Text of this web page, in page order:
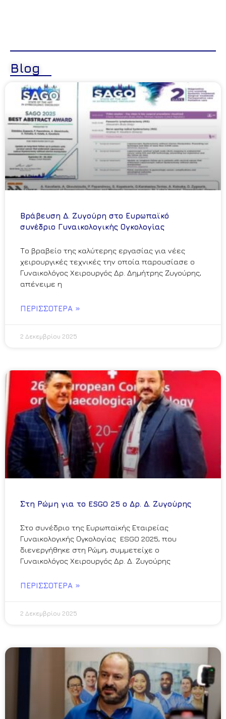
Blog
Βράβευση Δ. Ζυγούρη στο Ευρωπαϊκό
συνέδριο Γυναικολογικής Ογκολογίας
Το βραβείο της καλύτερης εργασίας για νέες
χειρουργικές τεχνικές την οποία παρουσίασε ο
Γυναικολόγος Χειρουργός Δρ. Δημήτρης Ζυγούρης,
απένειμε η
ΠΕΡΙΣΣΌΤΕΡΑ »
2 Δεκεμβρίου 2025
Στη Ρώμη για το ESGO 25 ο Δρ. Δ. Ζυγούρης
Στο συνέδριο της Ευρωπαϊκής Εταιρείας
Γυναικολογικής Ογκολογίας ESGO 2025, που
διενεργήθηκε στη Ρώμη, συμμετείχε ο
Γυναικολόγος Χειρουργός Δρ. Δ. Ζυγούρης
ΠΕΡΙΣΣΌΤΕΡΑ »
2 Δεκεμβρίου 2025